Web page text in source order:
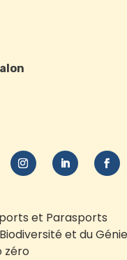
et Parasports
et du
zéro